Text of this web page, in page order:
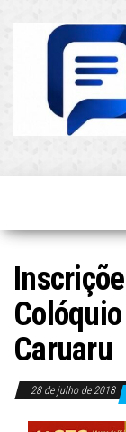
Caruaru
28 de julho de 2018